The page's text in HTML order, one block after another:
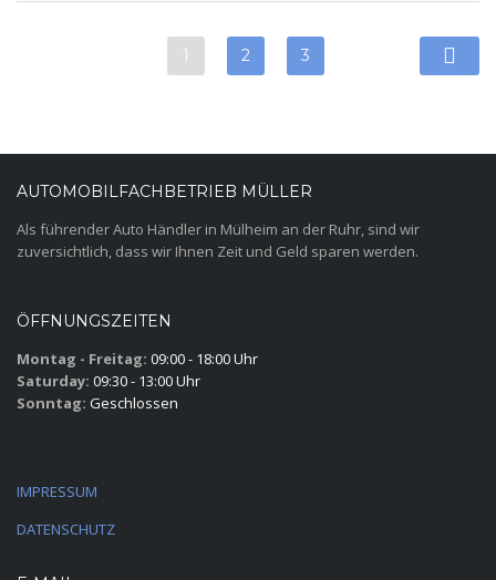
1 2 3
AUTOMOBILFACHBETRIEB MÜLLER
Als führender Auto Händler in Mülheim an der Ruhr, sind wir
zuversichtlich, dass wir Ihnen Zeit und Geld sparen werden.
ÖFFNUNGSZEITEN
Montag - Freitag: 09:00 - 18:00 Uhr
Saturday: 09:30 - 13:00 Uhr
Sonntag: Geschlossen
IMPRESSUM
DATENSCHUTZ